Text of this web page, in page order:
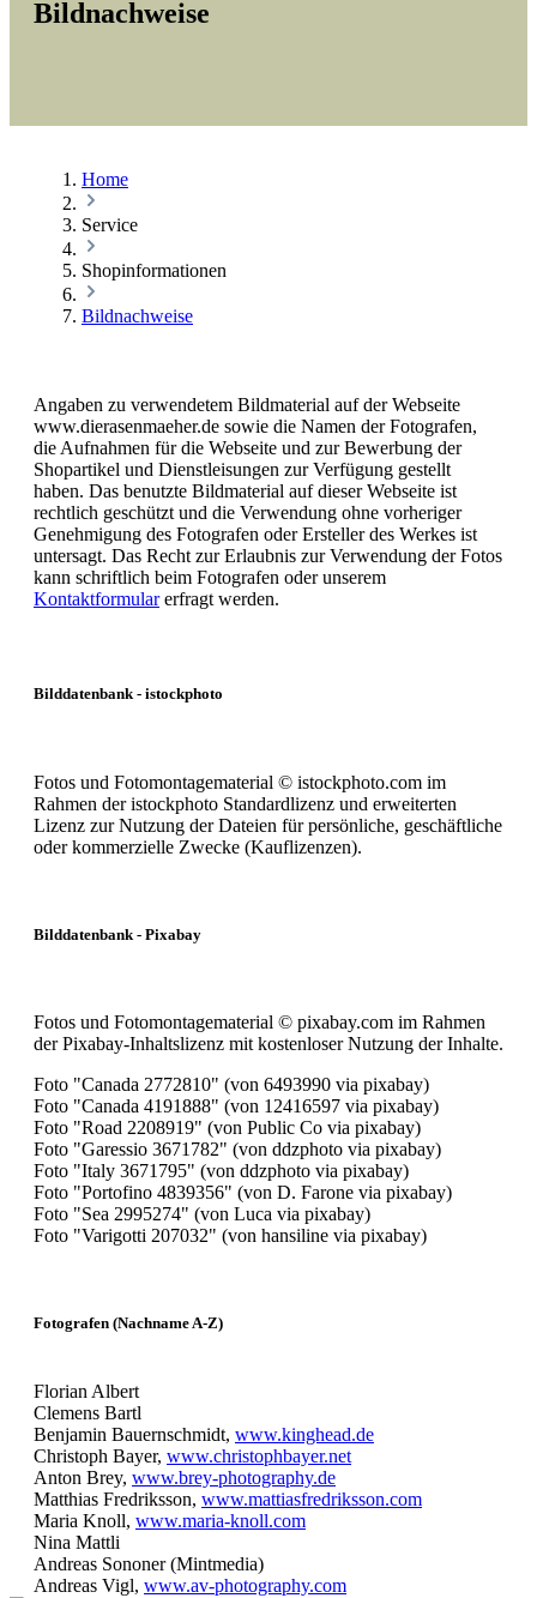
Bildnachweise
Home
Service
Shopinformationen
Bildnachweise
Angaben zu verwendetem Bildmaterial auf der Webseite
www.dierasenmaeher.de sowie die Namen der Fotografen,
die Aufnahmen für die Webseite und zur Bewerbung der
Shopartikel und Dienstleisungen zur Verfügung gestellt
haben. Das benutzte Bildmaterial auf dieser Webseite ist
rechtlich geschützt und die Verwendung ohne vorheriger
Genehmigung des Fotografen oder Ersteller des Werkes ist
untersagt. Das Recht zur Erlaubnis zur Verwendung der Fotos
kann schriftlich beim Fotografen oder unserem
Kontaktformularerfragt werden.
Bilddatenbank - istockphoto
Fotos und Fotomontagematerial © istockphoto.com im
Rahmen der istockphoto Standardlizenz und erweiterten
Lizenz zur Nutzung der Dateien für persönliche, geschäftliche
oder kommerzielle Zwecke (Kauflizenzen).
Bilddatenbank - Pixabay
Fotos und Fotomontagematerial © pixabay.com im Rahmen
der Pixabay-Inhaltslizenz mit kostenloser Nutzung der Inhalte.
Foto "Canada 2772810" (von 6493990 via pixabay)
Foto "Canada 4191888" (von 12416597 via pixabay)
Foto "Road 2208919" (von Public Co via pixabay)
Foto "Garessio 3671782" (von ddzphoto via pixabay)
Foto "Italy 3671795" (von ddzphoto via pixabay)
Foto "Portofino 4839356" (von D. Farone via pixabay)
Foto "Sea 2995274" (von Luca via pixabay)
Foto "Varigotti 207032" (von hansiline via pixabay)
Fotografen (Nachname A-Z)
Florian Albert
Clemens Bartl
Benjamin Bauernschmidt, www.kinghead.de
Christoph Bayer, www.christophbayer.net
Anton Brey, www.brey-photography.de
Matthias Fredriksson, www.mattiasfredriksson.com
Maria Knoll, www.maria-knoll.com
Nina Mattli
Andreas Sononer (Mintmedia)
Andreas Vigl, www.av-photography.com